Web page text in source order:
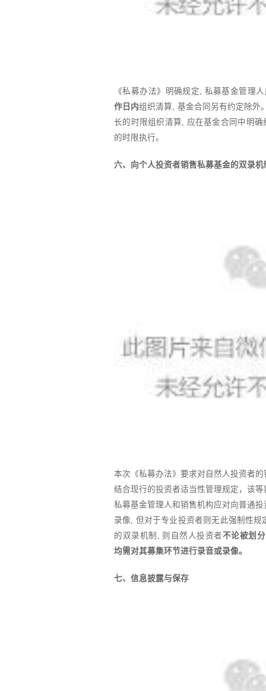
《私募办法》明确规定, 私募基金管理
作日内组织清算, 基金合同另有约定除外
长的时限组织清算, 应在基金合同中明
的时限执行。
六、向个人投资者销售私募基金的双录机
本次《私募办法》要求对自然人投资者的
结合现行的投资者适当性管理规定，该
私募基金管理人和销售机构应对向普通
录像, 但对于专业投资者则无此强制性
的双录机制, 则自然人投资者不论被划
均需对其募集环节进行录音或录像。
七、信息披露与保存